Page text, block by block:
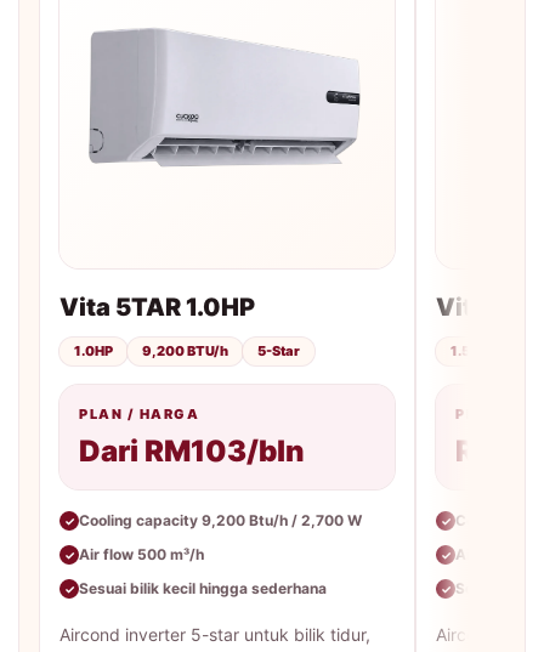
Vita 5TAR 1.0HP
1.0HP 9,200 BTU/h 5-Star
PLAN / HARGA
Dari RM103/bln
✓ Cooling capacity 9,200 Btu/h / 2,700 W
✓ Air flow 500 m³/h
✓ Sesuai bilik kecil hingga sederhana
Aircond inverter 5-star untuk bilik tidur,
Vita
1.5HP
PLAN /
✓ Cooling
✓ Air flow 650
✓ Sesuai bilik
Aircond